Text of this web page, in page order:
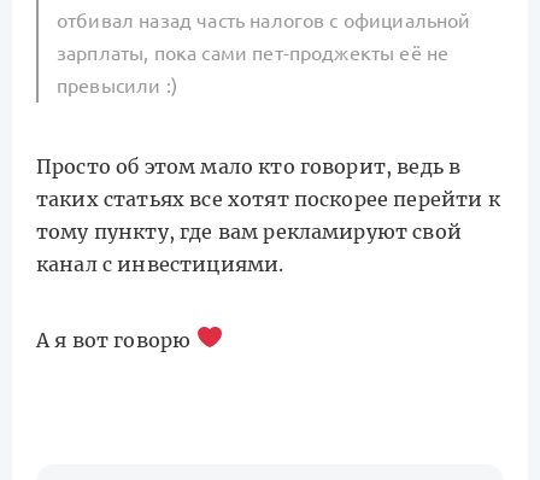
отбивал назад часть налогов с официальной
зарплаты, пока сами пет-проджекты её не
превысили :)
Просто об этом мало кто говорит, ведь в
таких статьях все хотят поскорее перейти к
тому пункту, где вам рекламируют свой
канал с инвестициями.
А я вот говорю